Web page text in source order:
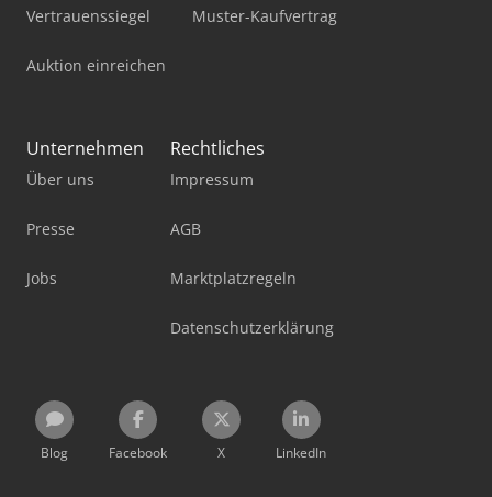
Vertrauenssiegel
Auktion einreichen
Muster-Kaufvertrag
Unternehmen
Über uns
Presse
Jobs
Rechtliches
Impressum
AGB
Marktplatzregeln
Datenschutzerklärung
Blog Facebook X LinkedIn